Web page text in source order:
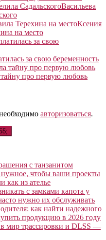
Васильева
Ксения
на место
за свою беременность
про первую любовь
авторизоваться.
с танзанитом
чтобы ваши проекты
как из ателье
с замками капота у
нужно их обслуживать
как найти надежного
продукцию в 2026 году
мир трассировки и DLSS —